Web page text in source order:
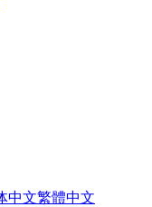
中文繁體中文